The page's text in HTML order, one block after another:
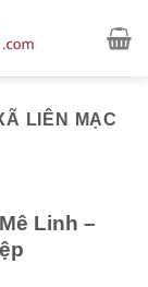
LIÊN MẠC
Linh –